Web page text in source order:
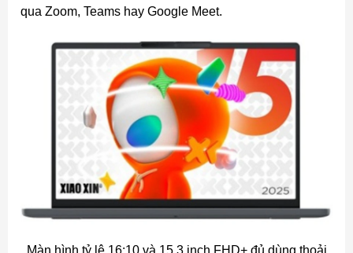
qua Zoom, Teams hay Google Meet.
Màn hình tỷ lệ 16:10 và 15.3 inch FHD+ đủ dùng thoải